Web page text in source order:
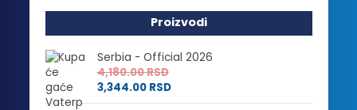
Proizvodi
Serbia - Official 2026
4,180.00RSD
3,344.00 RSD